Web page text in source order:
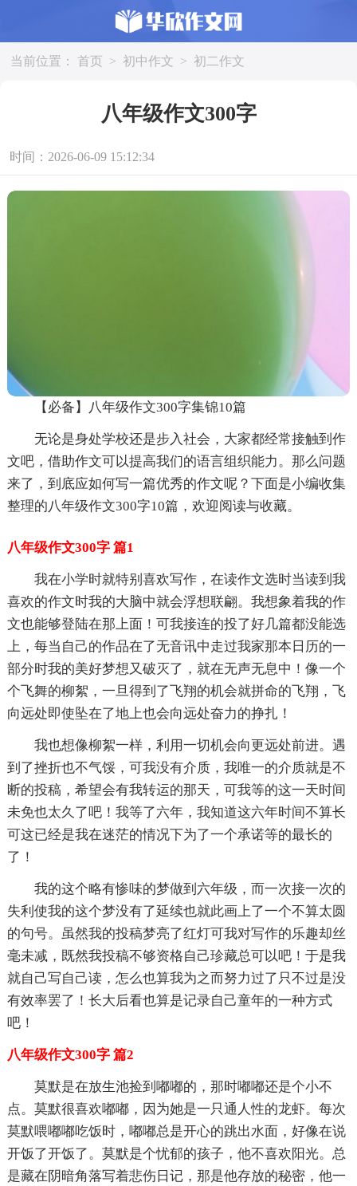
当前位置： 首页 > 初中作文 > 初二作文
八年级作文300字
时间：2026-06-09 15:12:34
【必备】八年级作文300字集锦10篇
无论是身处学校还是步入社会，大家都经常接触到作
文吧，借助作文可以提高我们的语言组织能力。那么问题
来了，到底应如何写一篇优秀的作文呢？下面是小编收集
整理的八年级作文300字10篇，欢迎阅读与收藏。
八年级作文300字 篇1
我在小学时就特别喜欢写作，在读作文选时当读到我
喜欢的作文时我的大脑中就会浮想联翩。我想象着我的作
文也能够登陆在那上面！可我接连的投了好几篇都没能选
上，每当自己的作品在了无音讯中走过我家那本日历的一
部分时我的美好梦想又破灭了，就在无声无息中！像一个
个飞舞的柳絮，一旦得到了飞翔的机会就拼命的飞翔，飞
向远处即使坠在了地上也会向远处奋力的挣扎！
我也想像柳絮一样，利用一切机会向更远处前进。遇
到了挫折也不气馁，可我没有介质，我唯一的介质就是不
断的投稿，希望会有我转运的那天，可我等的这一天时间
未免也太久了吧！我等了六年，我知道这六年时间不算长
可这已经是我在迷茫的情况下为了一个承诺等的最长的
了！
我的这个略有惨味的梦做到六年级，而一次接一次的
失利使我的这个梦没有了延续也就此画上了一个不算太圆
的句号。虽然我的投稿梦亮了红灯可我对写作的乐趣却丝
毫未减，既然我投稿不够资格自己珍藏总可以吧！于是我
就自己写自己读，怎么也算我为之而努力过了只不过是没
有效率罢了！长大后看也算是记录自己童年的一种方式
吧！
八年级作文300字 篇2
莫默是在放生池捡到嘟嘟的，那时嘟嘟还是个小不
点。莫默很喜欢嘟嘟，因为她是一只通人性的龙虾。每次
莫默喂嘟嘟吃饭时，嘟嘟总是开心的跳出水面，好像在说
开饭了开饭了。莫默是个忧郁的孩子，他不喜欢阳光。总
是藏在阴暗角落写着悲伤日记，那是他存放的秘密，他一